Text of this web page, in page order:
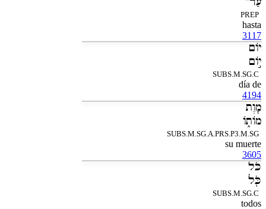
PREP
hasta
3117
יֹום
יֹ֣ום
SUBS.M.SG.C
día de
4194
מָוֶת
מֹותֹ֑ו
SUBS.M.SG.A.PRS.P3.M.SG
su muerte
3605
כֹּל
כֹּ֖ל
SUBS.M.SG.C
todos